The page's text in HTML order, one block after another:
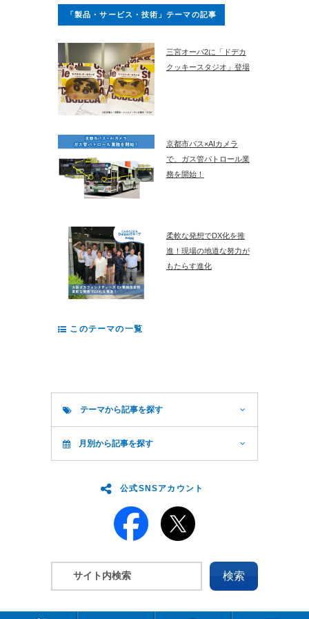
「製品・サービス・技術」テーマの記事
三宮オーパ2に「ドデカ
クッキースタジオ」登場
京都市バス×AIカメラ
で、ガス管パトロール業
務を開始！
柔軟な発想でDX化を推
進！現場の地道な努力が
もたらす進化
このテーマの一覧
テーマから記事を探す
月別から記事を探す
公式SNSアカウント